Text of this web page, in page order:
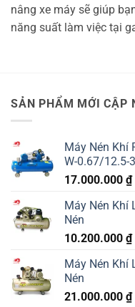
nâng xe máy sẽ giúp
năng suất làm việc tại
SẢN PHẨM MỚI CẬP
Máy Nén Khí
W-0.67/12.5-
17.000.000 ₫
Máy Nén Khí
Nén
10.200.000 ₫
Máy Nén Khí
Nén
21.000.000 ₫